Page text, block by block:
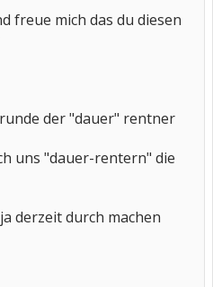
freue mich das du diesen
der "dauer" rentner
uns "dauer-rentern" die
derzeit durch machen